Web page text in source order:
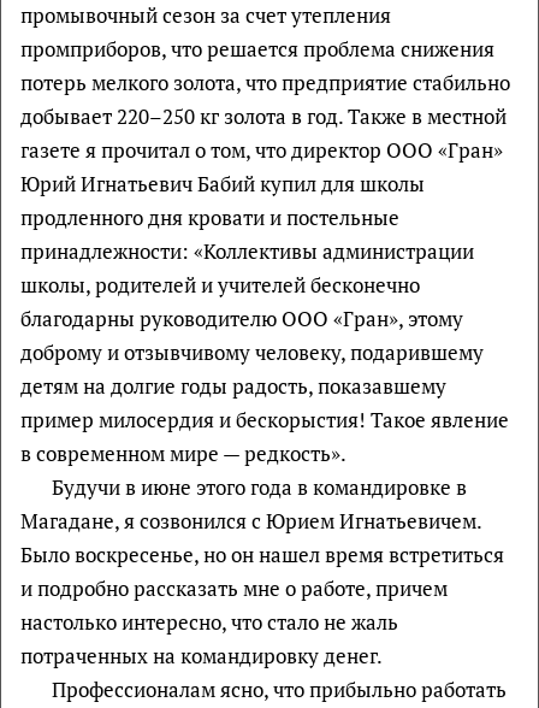
промывочный сезон за счет утепления
промприборов, что решается проблема снижения
потерь мелкого золота, что предприятие стабильно
добывает 220–250 кг золота в год. Также в местной
газете я прочитал о том, что директор ООО «Гран»
Юрий Игнатьевич Бабий купил для школы
продленного дня кровати и постельные
принадлежности: «Коллективы администрации
школы, родителей и учителей бесконечно
благодарны руководителю ООО «Гран», этому
доброму и отзывчивому человеку, подарившему
детям на долгие годы радость, показавшему
пример милосердия и бескорыстия! Такое явление
в современном мире — редкость».
Будучи в июне этого года в командировке в
Магадане, я созвонился с Юрием Игнатьевичем.
Было воскресенье, но он нашел время встретиться
и подробно рассказать мне о работе, причем
настолько интересно, что стало не жаль
потраченных на командировку денег.
Профессионалам ясно, что прибыльно работать